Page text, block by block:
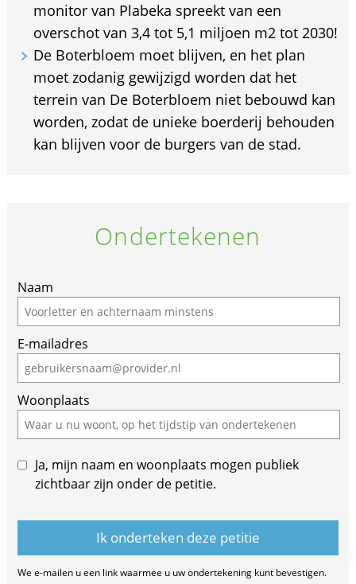
monitor van Plabeka spreekt van een
overschot van 3,4 tot 5,1 miljoen m2 tot 2030!
De Boterbloem moet blijven, en het plan
moet zodanig gewijzigd worden dat het
terrein van De Boterbloem niet bebouwd kan
worden, zodat de unieke boerderij behouden
kan blijven voor de burgers van de stad.
Ondertekenen
If
you
are
a
human,
ignore
this
field
Naam
E-mailadres
Woonplaats
Ja, mijn naam en woonplaats mogen publiek
zichtbaar zijn onder de petitie.
We e-mailen u een link waarmee u uw ondertekening kunt bevestigen.